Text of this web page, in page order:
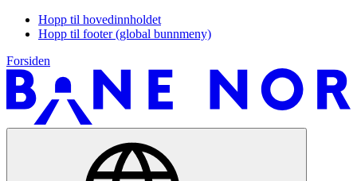
Hopp til hovedinnholdet
Hopp til footer (global bunnmeny)
Forsiden